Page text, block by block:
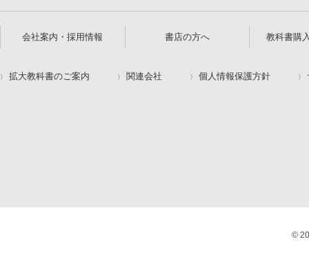
会社案内・採用情報 書店の方へ 教科書購
拡大教科書のご案内 関連会社 個人情報保護方針
©